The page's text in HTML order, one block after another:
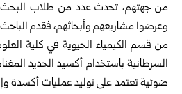
من جهتهم، تحدث عدد من طلاب البحث
وعرضوا مشاريعهم وأبحاثهم، فقدم
من قسم الكيمياء الحيوية في كلية
السرطانية باستخدام أكسيد الحديد
ضوئية تعتمد على توليد عمليات أكسدة